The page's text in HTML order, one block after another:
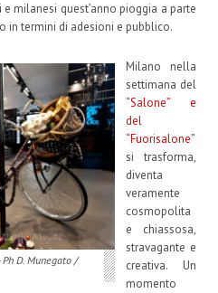
milanesi quest’anno pioggia a parte
in termini di adesioni e pubblico.
D. Munegato /
Milano nella
settimana del
“Salone” e
del
“Fuorisalone”
si trasforma,
diventa
veramente
cosmopolita
e chiassosa,
stravagante e
creativa. Un
momento